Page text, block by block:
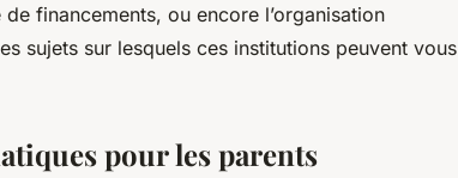
financements, ou encore l’organisation
sujets sur lesquels ces institutions peuvent vous
pour les parents